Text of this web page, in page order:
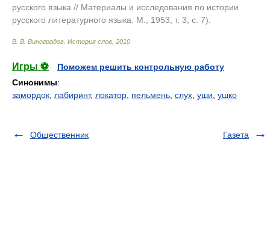
русского языка // Материалы и исследования по истории
русского литературного языка. М., 1953, т. 3, с. 7).
В. В. Виноградов. История слов 2010
Игры ⚽
Поможем решить контрольную работу
Синонимы:
замордок лабиринт, локатор пельмень слух уши ушко
Общественник Газета